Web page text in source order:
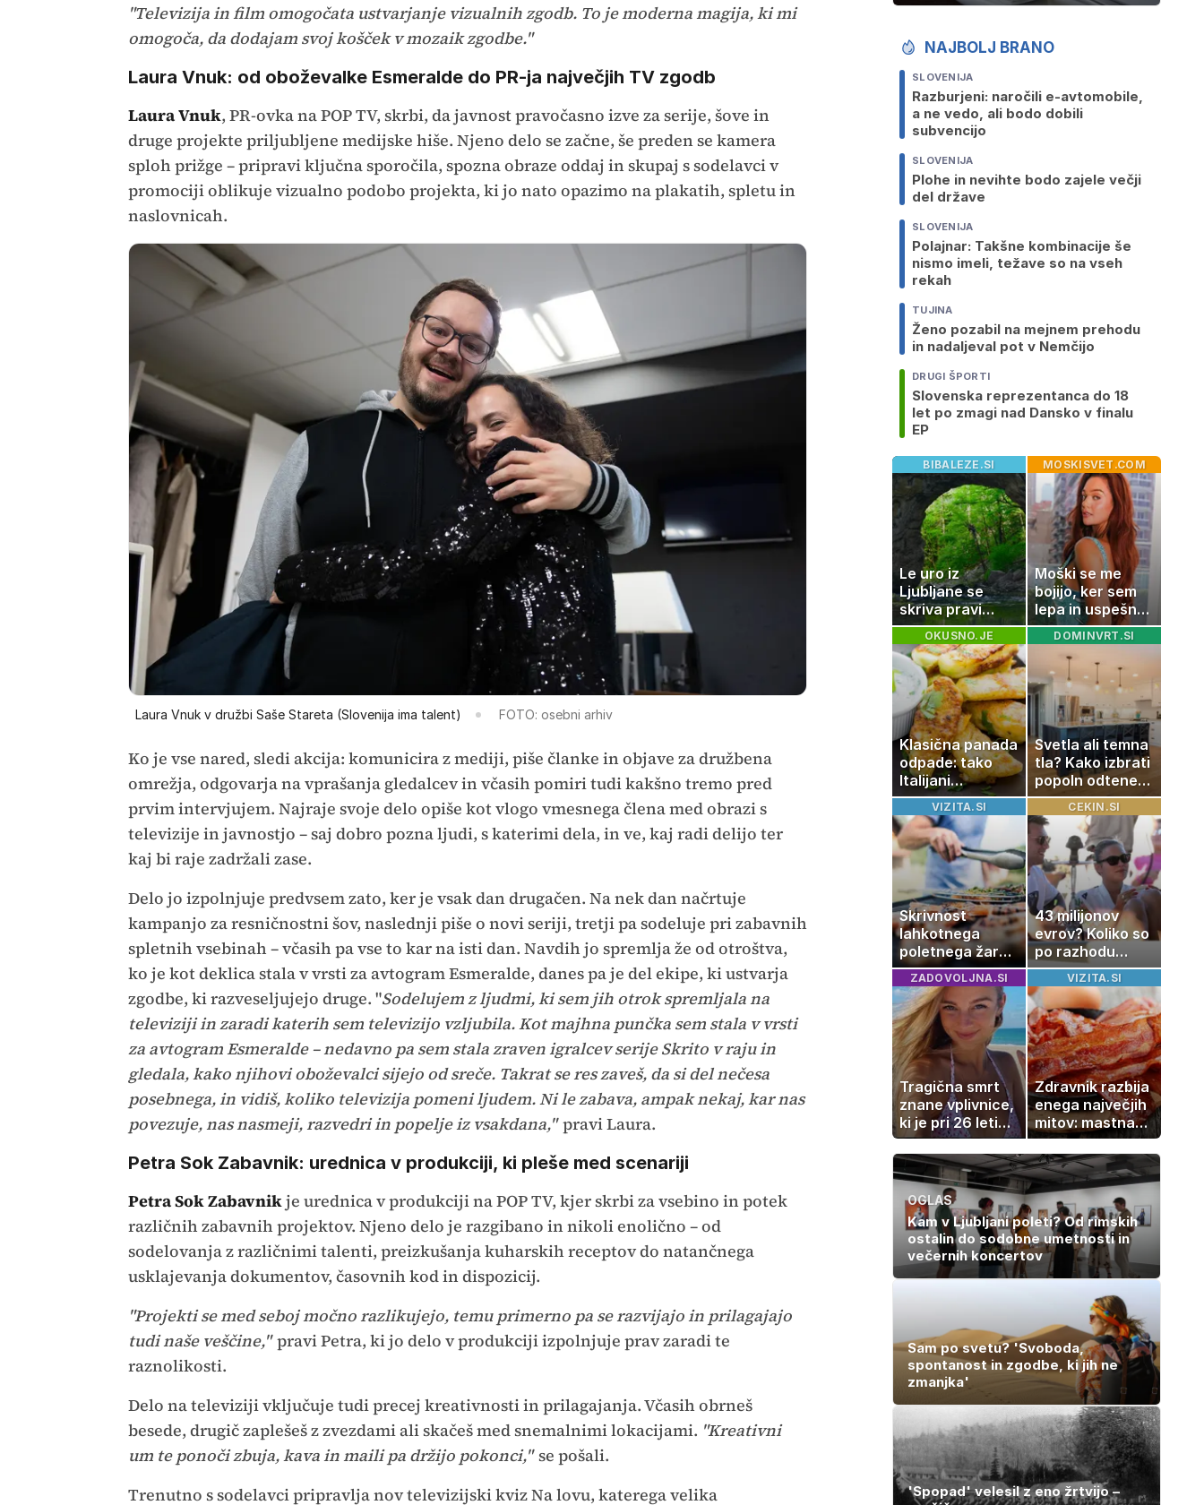
"Televizija in film omogočata ustvarjanje vizualnih zgodb. To je moderna magija, ki mi
omogoča, da dodajam svoj košček v mozaik zgodbe."
Laura Vnuk: od oboževalke Esmeralde do PR-ja največjih TV zgodb
Laura Vnuk, PR-ovka na POP TV, skrbi, da javnost pravočasno izve za serije, šove in
druge projekte priljubljene medijske hiše. Njeno delo se začne, še preden se kamera
sploh prižge – pripravi ključna sporočila, spozna obraze oddaj in skupaj s sodelavci v
promociji oblikuje vizualno podobo projekta, ki jo nato opazimo na plakatih, spletu in
naslovnicah.
Laura Vnuk v družbi Saše Stareta (Slovenija ima talent) FOTO: osebni arhiv
Ko je vse nared, sledi akcija: komunicira z mediji, piše članke in objave za družbena
omrežja, odgovarja na vprašanja gledalcev in včasih pomiri tudi kakšno tremo pred
prvim intervjujem. Najraje svoje delo opiše kot vlogo vmesnega člena med obrazi s
televizije in javnostjo – saj dobro pozna ljudi, s katerimi dela, in ve, kaj radi delijo ter
kaj bi raje zadržali zase.
Delo jo izpolnjuje predvsem zato, ker je vsak dan drugačen. Na nek dan načrtuje
kampanjo za resničnostni šov, naslednji piše o novi seriji, tretji pa sodeluje pri zabavnih
spletnih vsebinah – včasih pa vse to kar na isti dan. Navdih jo spremlja že od otroštva,
ko je kot deklica stala v vrsti za avtogram Esmeralde, danes pa je del ekipe, ki ustvarja
zgodbe, ki razveseljujejo druge. "Sodelujem z ljudmi, ki sem jih otrok spremljala na
televiziji in zaradi katerih sem televizijo vzljubila. Kot majhna punčka sem stala v vrsti
za avtogram Esmeralde – nedavno pa sem stala zraven igralcev serije Skrito v raju in
gledala, kako njihovi oboževalci sijejo od sreče. Takrat se res zaveš, da si del nečesa
posebnega, in vidiš, koliko televizija pomeni ljudem. Ni le zabava, ampak nekaj, kar nas
povezuje, nas nasmeji, razvedri in popelje iz vsakdana,"pravi Laura.
Petra Sok Zabavnik: urednica v produkciji, ki pleše med scenariji
Petra Sok Zabavnikje urednica v produkciji na POP TV, kjer skrbi za vsebino in potek
različnih zabavnih projektov. Njeno delo je razgibano in nikoli enolično – od
sodelovanja z različnimi talenti, preizkušanja kuharskih receptov do natančnega
usklajevanja dokumentov, časovnih kod in dispozicij.
"Projekti se med seboj močno razlikujejo, temu primerno pa se razvijajo in prilagajajo
tudi naše veščine,"pravi Petra, ki jo delo v produkciji izpolnjuje prav zaradi te
raznolikosti.
Delo na televiziji vključuje tudi precej kreativnosti in prilagajanja. Včasih obrneš
besede, drugič zaplešeš z zvezdami ali skačeš med snemalnimi lokacijami. "Kreativni
um te ponoči zbuja, kava in maili pa držijo pokonci,"se pošali.
Trenutno s sodelavci pripravlja nov televizijski kviz Na lovu, katerega velika
NAJBOLJ BRANO
SLOVENIJA
Razburjeni: naročili e-avtomobile,
a ne vedo, ali bodo dobili
subvencijo
SLOVENIJA
Plohe in nevihte bodo zajele večji
del države
SLOVENIJA
Polajnar: Takšne kombinacije še
nismo imeli, težave so na vseh
rekah
TUJINA
Ženo pozabil na mejnem prehodu
in nadaljeval pot v Nemčijo
DRUGI ŠPORTI
Slovenska reprezentanca do 18
let po zmagi nad Dansko v finalu
EP
BIBALEZE.SI
Le uro iz
Ljubljane se
skriva pravi
naravni čudež:
izlet, ki bo
navdušil otroke
MOSKISVET.COM
Moški se me
bojijo, ker sem
lepa in uspešna:
Misica razkrila,
zakaj je še
vedno samska
OKUSNO.JE
Klasična panada
odpade: tako
Italijani
pripravijo
slastne ocvrte
bučke
DOMINVRT.SI
Svetla ali temna
tla? Kako izbrati
popoln odtenek
za vaš dom
VIZITA.SI
Skrivnost
lahkotnega
poletnega žara,
po katerem ne
boste
potrebovali
popoldanskega
spanca
CEKIN.SI
43 milijonov
evrov? Koliko so
po razhodu
zahtevale ali
prejele
partnerice
športnih
zvezdnikov
ZADOVOLJNA.SI
Tragična smrt
znane vplivnice,
ki je pri 26 letih
izgubila boj z
boleznijo
VIZITA.SI
Zdravnik razbija
enega največjih
mitov: mastna
jetra ne
nastanejo
zaradi slanine,
temveč zaradi
živila, ki ga
imamo vsi radi
OGLAS
Kam v Ljubljani poleti? Od rimskih
ostalin do sodobne umetnosti in
večernih koncertov
Sam po svetu? 'Svoboda,
spontanost in zgodbe, ki jih ne
zmanjka'
'Spopad' velesil z eno žrtvijo –